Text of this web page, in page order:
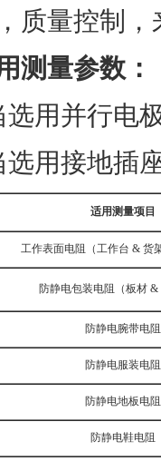
质量控制
测量参数：
选用并行电
选用接地插
适用测量项目
工作表面电阻（工作台 & 货
防静电包装电阻（板材 &
防静电腕带电阻
防静电服装电阻
防静电地板电阻
防静电鞋电阻